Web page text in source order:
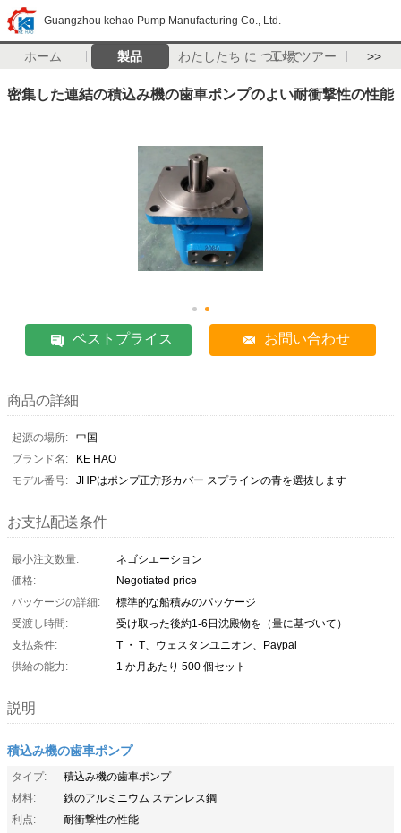
Guangzhou kehao Pump Manufacturing Co., Ltd.
ホーム 製品 わたしたち に つい て工場 ツアー >>
密集した連結の積込み機の歯車ポンプのよい耐衝撃性の性能
ベストプライス お問い合わせ
商品の詳細
起源の場所:
中国
ブランド名:
KE HAO
モデル番号:
JHPはポンプ正方形カバー スプラインの青を選抜します
お支払配送条件
最小注文数量:
ネゴシエーション
価格:
Negotiated price
パッケージの詳細:
標準的な船積みのパッケージ
受渡し時間:
受け取った後約1-6日沈殿物を（量に基づいて）
支払条件:
T ・ T、ウェスタンユニオン、Paypal
供給の能力:
1 か月あたり 500 個セット
説明
積込み機の歯車ポンプ
タイプ:
積込み機の歯車ポンプ
材料:
鉄のアルミニウム ステンレス鋼
利点:
耐衝撃性の性能